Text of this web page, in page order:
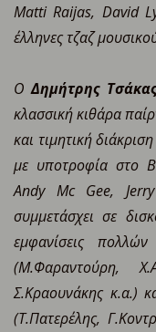
Matti Raijas, David
έλληνες τζαζ
ΟΔημήτρης Τσάκας
κλασσική κιθάρα
και τιμητική
με υποτροφία στο
Andy Mc Gee,
συμμετάσχει σε
εμφανίσεις
(Μ.Φαραντούρη,
Σ.Κραουνάκης κ.α.)
(Τ.Πατερέλης,